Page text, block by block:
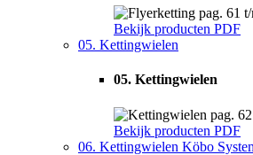
pag. 61 t/
Bekijk producten PDF
05. Kettingwielen
05. Kettingwielen
pag.
Bekijk producten PDF
06. Kettingwielen Köbo